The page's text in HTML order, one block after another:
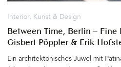
Zellerluoid und Ola Liola… Berlin
Interior, Kunst & Design
Between Time, Berlin –
Gisbert Pöppler & Erik
Ein architektonisches Juwel mit